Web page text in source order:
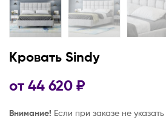
Кровать Sindy
от 44 620 ₽
Внимание! Если при заказе не